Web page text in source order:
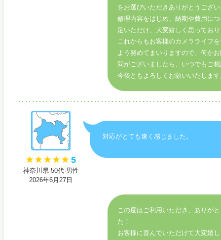
をお選びいただきありがとうござ
修理内容をはじめ、納期や費用に
足いただけ、大変嬉しく思ってお
これからもお客様のカメラライフ
よう努めてまいりますので、何か
問がございましたら、いつでもご
今後ともよろしくお願いいたしま
5
神奈川県·50代·男性
2026年6月27日
対応がとても速く感じました。
この度はご利用いただき、ありが
た！
お客様に喜んでいただけて大変嬉